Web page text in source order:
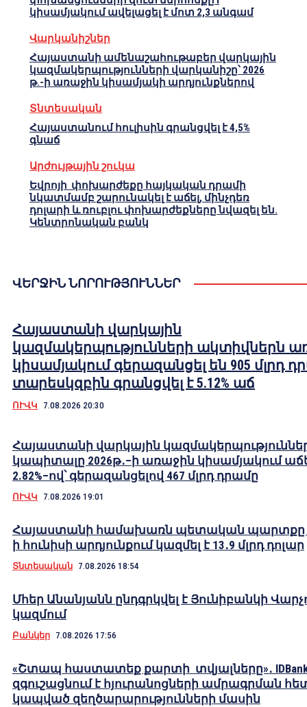
կիսամյակում ավելացել է մոտ 2,3 անգամ
Վարկանիշներ
Հայաստանի ամենաշահութաբեր վարկային
կազմակերպությունների վարկանիշը՝ 2026
թ.-ի առաջին կիսամյակի արդյունքներով
Տնտեսական
Հայաստանում հուլիսին գրանցվել է 4,5%
գնաճ
Արժույթային շուկա
Եվրոյի փոխարժեքը հայկական դրամի
նկատմամբ շարունակել է աճել, մինչդեռ
դոլարի և ռուբլու փոխարժեքները նվազել են.
Կենտրոնական բանկ
ՎԵՐՋԻՆ ՆՈՐՈՒԹՅՈՒՆՆԵՐ
Հայաստանի վարկային
կազմակերպությունների ակտիվներն
կիսամյակում գերազանցել են 905 մլրդ
տարեսկզբին գրանցվել է 5.12% աճ
ՈՒՎԿ 7.08.2026 20:30
Հայաստանի վարկային
կապիտալը 2026թ․–ի առաջին կիսամյակում
2.82%–ով՝ գերազանցելով 467 մլրդ դրամը
ՈՒՎԿ 7.08.2026 19:01
Հայաստանի համախառն պետական պարտքը
ի հունիսի արդյունքում կազմել է 13․9 մլրդ դոլար
Տնտեսական 7.08.2026 18:54
Մհեր Անանյանն ընդգրկվել է Յունիբանկի
կազմում
Բանկեր 7.08.2026 17:56
«Շտապ հաստատեք քարտի տվյալները»․
զգուշացնում է հյուրանոցների ամրագրման
կապված զեղծարարությունների մասին